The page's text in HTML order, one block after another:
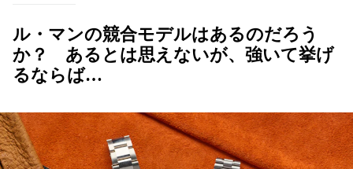
ル・マンの競合モデルはあるのだろう
か？ あるとは思えないが、強いて挙げ
るならば…